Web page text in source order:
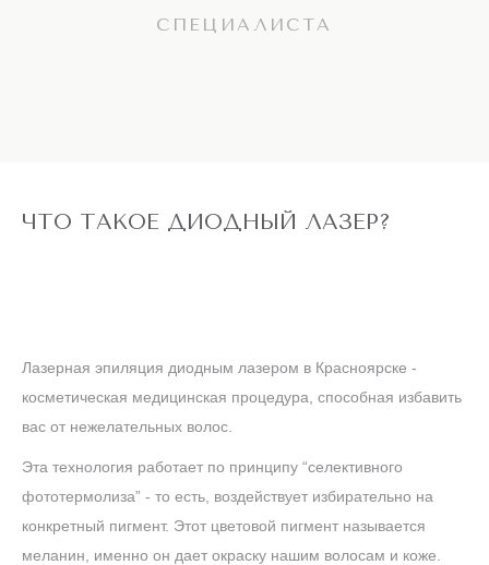
СПЕЦИАЛИСТА
ЧТО ТАКОЕ ДИОДНЫЙ ЛАЗЕР?
Лазерная эпиляция диодным лазером в Красноярске -
косметическая медицинская процедура, способная избавить
вас от нежелательных волос.
Эта технология работает по принципу “селективного
фототермолиза” - то есть, воздействует избирательно на
конкретный пигмент. Этот цветовой пигмент называется
меланин, именно он дает окраску нашим волосам и коже.